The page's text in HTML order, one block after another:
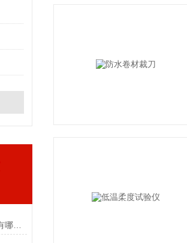
大专院校对水泥负压筛析仪特点有哪些要求